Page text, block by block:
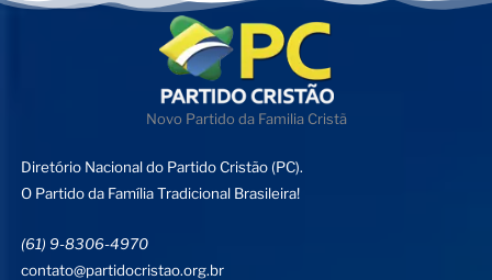
Novo Partido da Familia Cristã
Diretório Nacional do Partido Cristão (PC).
O Partido da Família Tradicional Brasileira!
(61) 9-8306-4970
contato@partidocristao.org.br